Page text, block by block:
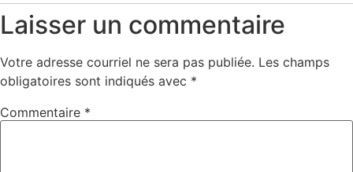
Laisser un commentaire
Votre adresse courriel ne sera pas publiée. Les champs
obligatoires sont indiqués avec *
Commentaire *